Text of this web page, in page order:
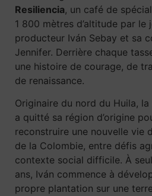
Resiliencia, un café de
1 800 mètres d’altitude par le
producteur Iván Sebay et sa
Jennifer. Derrière chaque
une histoire de courage, de
de renaissance.
Originaire du nord du Huila, la
a quitté sa région d’origine
reconstruire une nouvelle vie
de la Colombie, entre défis
contexte social difficile. À
ans, Iván commence à
propre plantation sur une